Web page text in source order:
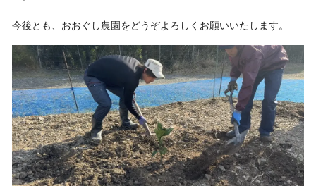
今後とも、おおぐし農園をどうぞよろしくお願いいたします。